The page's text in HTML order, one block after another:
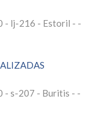
- lj-216 - Estoril - -
- s-207 - Buritis - -